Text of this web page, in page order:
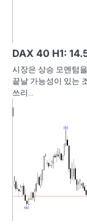
DAX 40 H1:
시장은 상승 모멘텀
끝날 가능성이 있는
쓰리…